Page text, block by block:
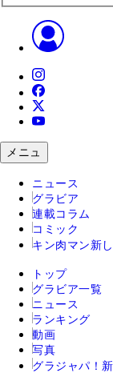
メニュ
ニュース
グラビア
連載コラム
コミック
キン肉マン 新
トップ
グラビア一覧
ニュース
ランキング
動画
写真
グラジャパ！